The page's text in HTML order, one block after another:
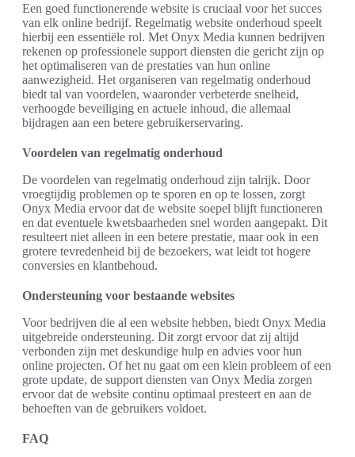
Een goed functionerende website is cruciaal voor het succes
van elk online bedrijf. Regelmatig website onderhoud speelt
hierbij een essentiële rol. Met Onyx Media kunnen bedrijven
rekenen op professionele support diensten die gericht zijn op
het optimaliseren van de prestaties van hun online
aanwezigheid. Het organiseren van regelmatig onderhoud
biedt tal van voordelen, waaronder verbeterde snelheid,
verhoogde beveiliging en actuele inhoud, die allemaal
bijdragen aan een betere gebruikerservaring.
Voordelen van regelmatig onderhoud
De voordelen van regelmatig onderhoud zijn talrijk. Door
vroegtijdig problemen op te sporen en op te lossen, zorgt
Onyx Media ervoor dat de website soepel blijft functioneren
en dat eventuele kwetsbaarheden snel worden aangepakt. Dit
resulteert niet alleen in een betere prestatie, maar ook in een
grotere tevredenheid bij de bezoekers, wat leidt tot hogere
conversies en klantbehoud.
Ondersteuning voor bestaande websites
Voor bedrijven die al een website hebben, biedt Onyx Media
uitgebreide ondersteuning. Dit zorgt ervoor dat zij altijd
verbonden zijn met deskundige hulp en advies voor hun
online projecten. Of het nu gaat om een klein probleem of een
grote update, de support diensten van Onyx Media zorgen
ervoor dat de website continu optimaal presteert en aan de
behoeften van de gebruikers voldoet.
FAQ